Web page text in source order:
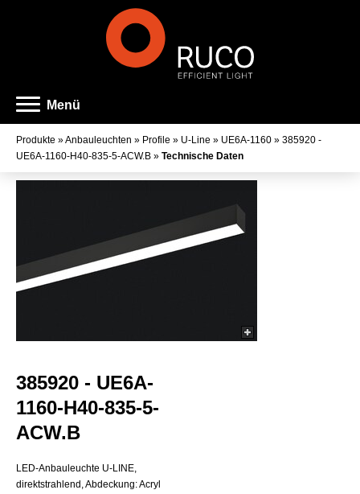
Menü
Produkte »Anbauleuchten » Profile » U-Line » UE6A-1160 » 385920 -
UE6A-1160-H40-835-5-ACW.B » Technische Daten
385920 - UE6A-
1160-H40-835-5-
ACW.B
LED-Anbauleuchte U-LINE,
direktstrahlend, Abdeckung: Acryl